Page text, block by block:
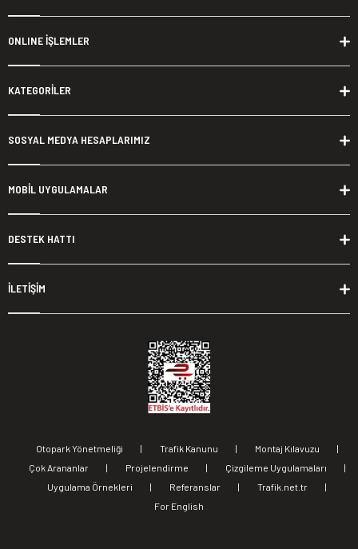
ONLINE İŞLEMLER
KATEGORİLER
SOSYAL MEDYA HESAPLARIMIZ
MOBİL UYGULAMALAR
DESTEK HATTI
İLETİŞİM
Otopark Yönetmeliği | Trafik Kanunu | Montaj Kılavuzu
|
Çok Arananlar
| Projelendirme | Çizgileme Uygulamaları
|
Uygulama Örnekleri
| Referanslar | Trafik.net.tr
|
For English